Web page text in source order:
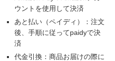
ウントを使用して決済
あと払い（ペイディ）：注文
後、手順に従ってpaidyで決
済
代金引換：商品お届けの際に